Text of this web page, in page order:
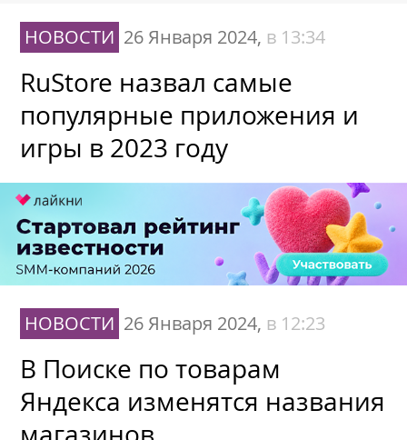
НОВОСТИ 26 Января 2024, в 13:34
RuStore назвал самые
популярные приложения и
игры в 2023 году
НОВОСТИ 26 Января 2024, в 12:23
В Поиске по товарам
Яндекса изменятся названия